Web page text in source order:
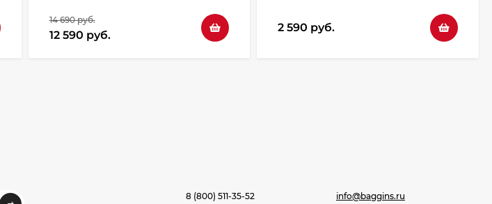
14 690 руб.
12 590 руб.
2 590 руб.
8 (800) 511-35-52 info@baggins.ru